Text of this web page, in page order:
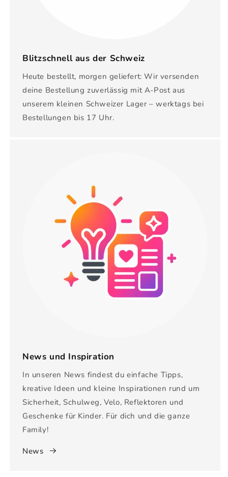
Blitzschnell aus der Schweiz
Heute bestellt, morgen geliefert: Wir versenden
deine Bestellung zuverlässig mit A-Post aus
unserem kleinen Schweizer Lager – werktags bei
Bestellungen bis 17 Uhr.
News und Inspiration
In unseren News findest du einfache Tipps,
kreative Ideen und kleine Inspirationen rund um
Sicherheit, Schulweg, Velo, Reflektoren und
Geschenke für Kinder. Für dich und die ganze
Family!
News